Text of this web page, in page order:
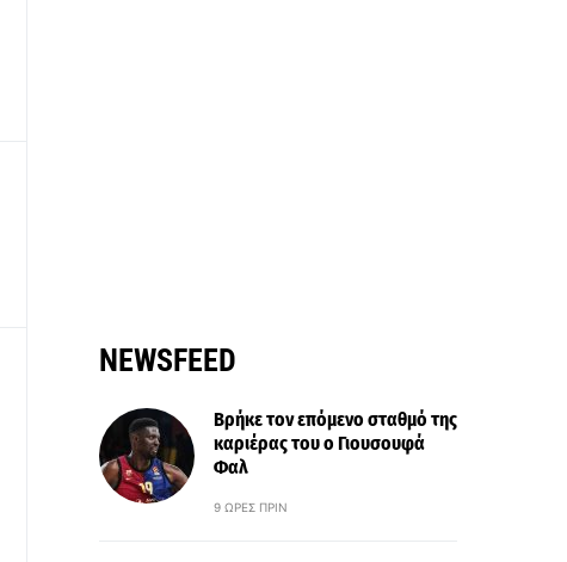
NEWSFEED
Βρήκε τον επόμενο σταθμό της
καριέρας του ο Γιουσουφά
Φαλ
9 ΏΡΕΣ ΠΡΙΝ